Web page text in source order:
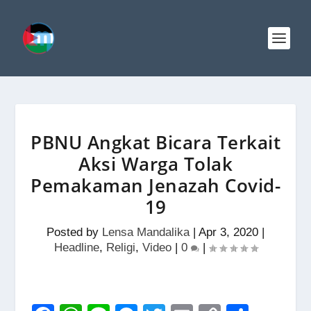
PBNU Angkat Bicara Terkait
Aksi Warga Tolak
Pemakaman Jenazah Covid-
19
Posted by Lensa Mandalika| Apr 3, 2020 |
Headline, Religi, Video| 0 |